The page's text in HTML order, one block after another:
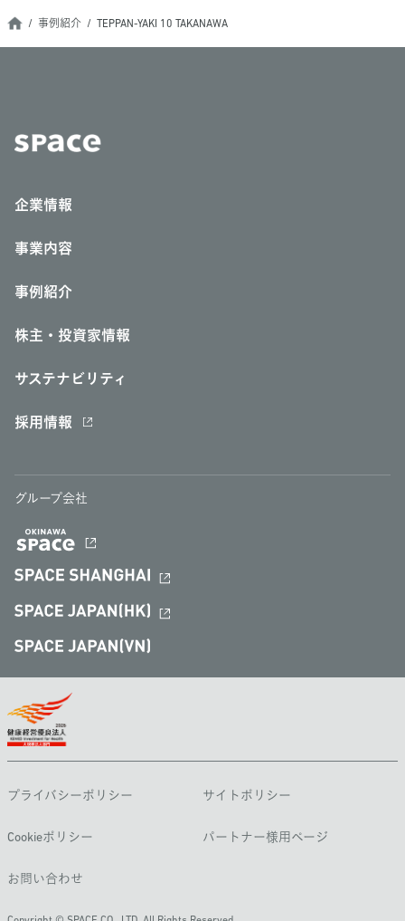
事例紹介 TEPPAN-YAKI 10 TAKANAWA
企業情報
事業内容
事例紹介
株主・投資家情報
サステナビリティ
採用情報
グループ会社
プライバシーポリシー サイトポリシー
Cookieポリシー パートナー様用ページ
お問い合わせ